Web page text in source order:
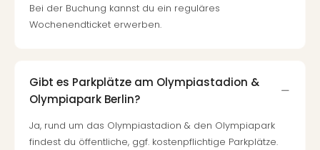
Bei der Buchung kannst du ein reguläres
Wochenendticket erwerben.
Gibt es Parkplätze am Olympiastadion &
Olympiapark Berlin?
Ja, rund um das Olympiastadion & den Olympiapark
findest du öffentliche, ggf. kostenpflichtige Parkplätze.